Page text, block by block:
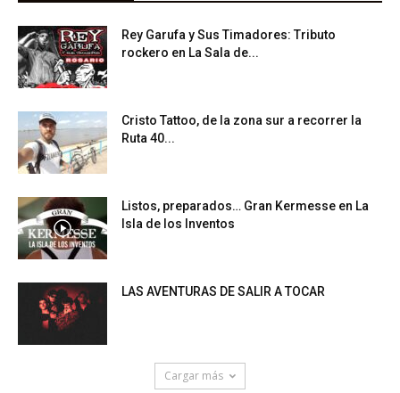
Rey Garufa y Sus Timadores: Tributo
rockero en La Sala de...
Cristo Tattoo, de la zona sur a recorrer la
Ruta 40...
Listos, preparados… Gran Kermesse en La
Isla de los Inventos
LAS AVENTURAS DE SALIR A TOCAR
Cargar más